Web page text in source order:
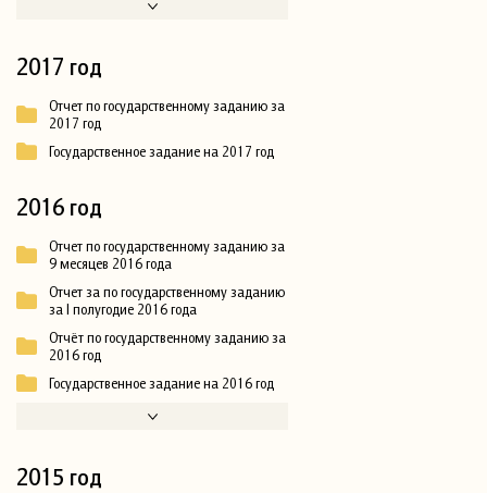
2017 год
Отчет по государственному заданию за
2017 год
Государственное задание на 2017 год
2016 год
Отчет по государственному заданию за
9 месяцев 2016 года
Отчет за по государственному заданию
за I полугодие 2016 года
Отчёт по государственному заданию за
2016 год
Государственное задание на 2016 год
2015 год